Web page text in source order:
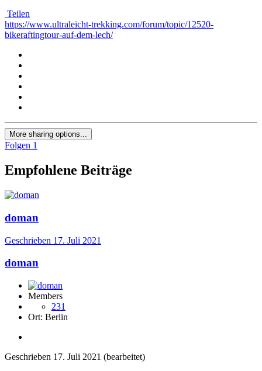
Teilen
https://www.ultraleicht-trekking.com/forum/topic/12520-
bikeraftingtour-auf-dem-lech/
More sharing options...
Folgen 1
Empfohlene Beiträge
doman
Geschrieben 17. Juli 2021
doman
Members
231
Ort: Berlin
Geschrieben 17. Juli 2021 (bearbeitet)